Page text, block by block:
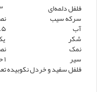
فلفل دلمه‌ای
سرکه سیب
آب
شکر
نمک
سیر
فلفل سفید و خردل نکوبیده